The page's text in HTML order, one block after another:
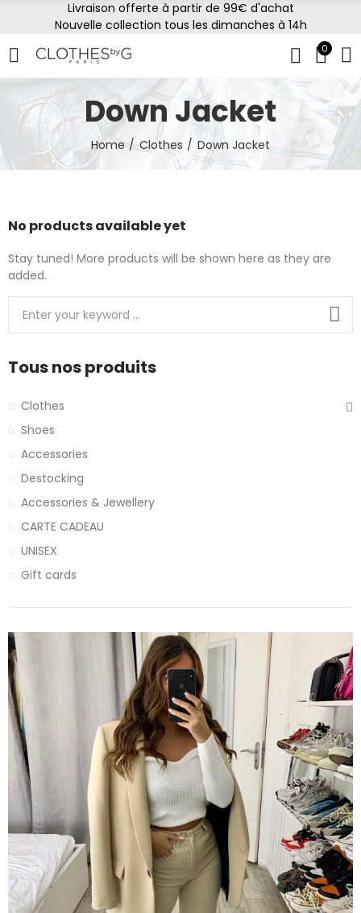
Livraison offerte à partir de 99€ d'achat
Nouvelle collection tous les dimanches à 14h
0
Down Jacket
Home Clothes Down Jacket
No products available yet
Stay tuned! More products will be shown here as they are
added.
Tous nos produits
Clothes
Shoes
Accessories
Destocking
Accessories & Jewellery
CARTE CADEAU
UNISEX
Gift cards